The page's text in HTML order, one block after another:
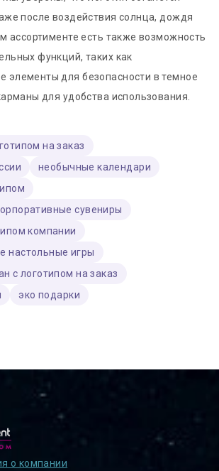
после воздействия солнца, дождя
ассортименте есть также возможность
функций, таких как
элементы для безопасности в темное
для удобства использования.
на заказ
необычные календари
сувениры
компании
настольные игры
с логотипом на заказ
эко подарки
о компании